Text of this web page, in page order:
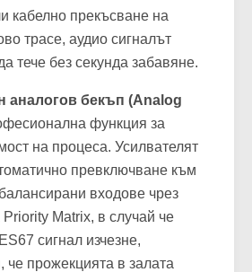
кабелно прекъсване на
трасе, аудио сигналът
тече без секунда забавяне.
аналогов бекъп (Analog
функция за
на процеса. Усилвателят
превключване към
входове чрез
Priority Matrix, в случай че
сигнал изчезне,
че прожекцията в залата